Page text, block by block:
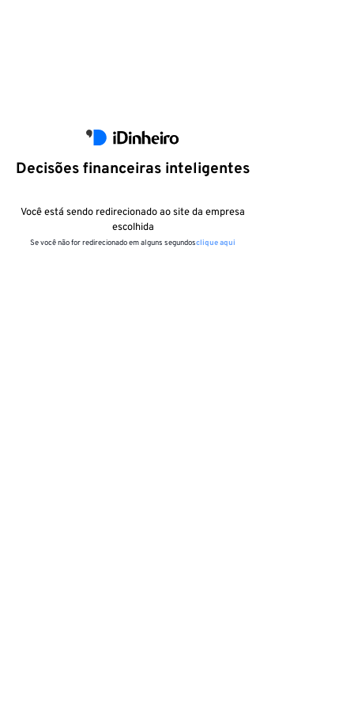
Decisões financeiras inteligentes
Você está sendo redirecionado ao site da empresa
escolhida
Se você não for redirecionado em alguns segundosclique aqui